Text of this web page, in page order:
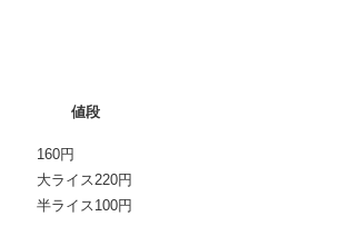
値段
160円
大ライス220円
半ライス100円